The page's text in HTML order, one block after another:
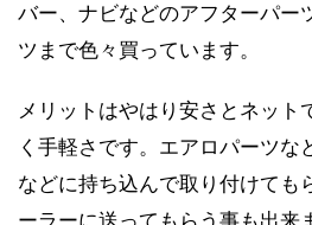
バー、ナビなどのアフターパー
ツまで色々買っています。
メリットはやはり安さとネット
く手軽さです。エアロパーツな
などに持ち込んで取り付けても